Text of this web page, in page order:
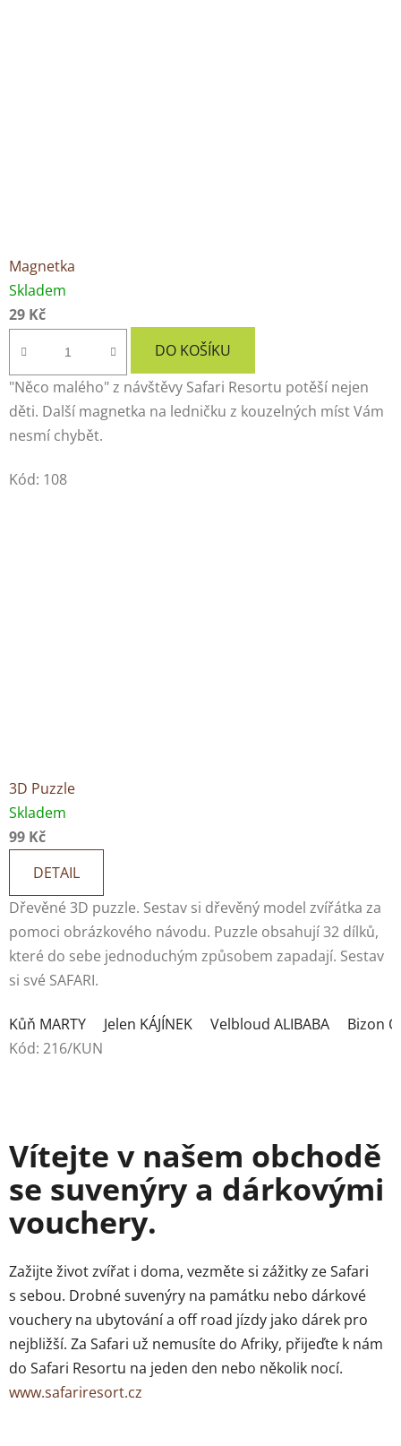
Magnetka
Skladem
29 Kč
DO KOŠÍKU
"Něco malého" z návštěvy Safari Resortu potěší nejen
děti. Další magnetka na ledničku z kouzelných míst Vám
nesmí chybět.
Kód: 108
3D Puzzle
Skladem
99 Kč
DETAIL
Dřevěné 3D puzzle. Sestav si dřevěný model zvířátka za
pomoci obrázkového návodu. Puzzle obsahují 32 dílků,
které do sebe jednoduchým způsobem zapadají. Sestav
si své SAFARI.
Kůň MARTY Jelen KÁJÍNEK Velbloud ALIBABA
Bizon
Kód: 216/KUN
Vítejte v našem obchodě
se suvenýry a dárkovými
vouchery.
Zažijte život zvířat i doma, vezměte si zážitky ze Safari
s sebou. Drobné suvenýry na památku nebo dárkové
vouchery na ubytování a off road jízdy jako dárek pro
nejbližší. Za Safari už nemusíte do Afriky, přijeďte k nám
do Safari Resortu na jeden den nebo několik nocí.
www.safariresort.cz